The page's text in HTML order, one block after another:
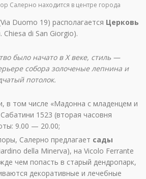
Салерно находится в центре города
Duomo 19) располагается Церковь
Chiesa di San Giorgio).
было начато в Х веке, стиль —
собора золоченые лепнина и
потолок.
в том числе «Мадонна с младенцем и
1523 (вторая часовня
9.00 — 20.00;
Салерно предлагает сады
della Minerva), на Vicolo Ferrante
чем попасть в старый дендропарк,
декоративные и лечебные